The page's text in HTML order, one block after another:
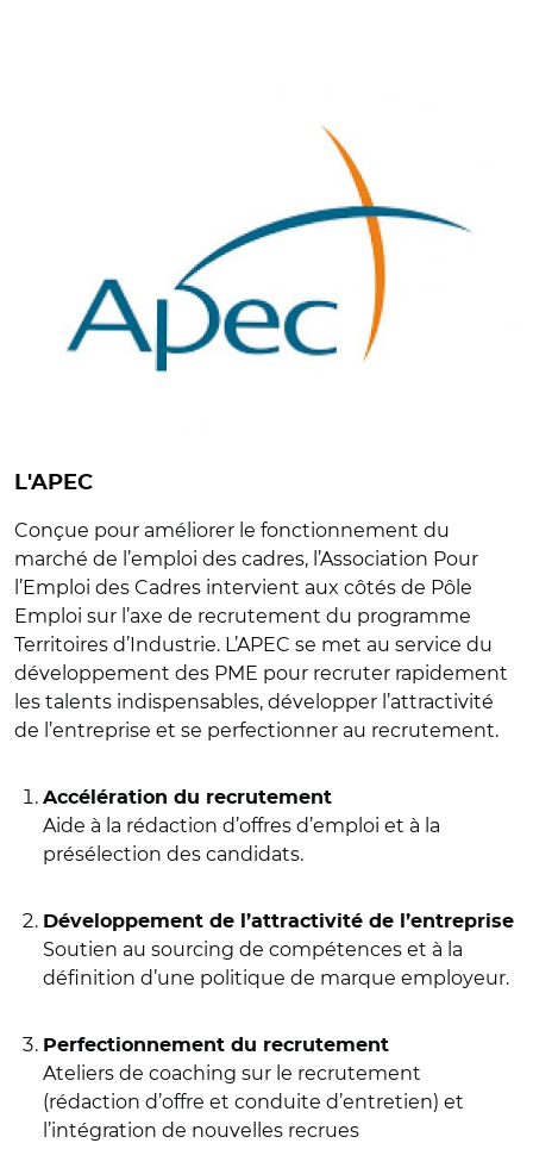
L'APEC
Conçue pour améliorer le fonctionnement du
marché de l’emploi des cadres, l’Association Pour
l’Emploi des Cadres intervient aux côtés de Pôle
Emploi sur l’axe de recrutement du programme
Territoires d’Industrie. L’APEC se met au service du
développement des PME pour recruter rapidement
les talents indispensables, développer l’attractivité
de l’entreprise et se perfectionner au recrutement.
Accélération du recrutement
Aide à la rédaction d’offres d’emploi et à la
présélection des candidats.
Développement de l’attractivité de l’entreprise
Soutien au sourcing de compétences et à la
définition d’une politique de marque employeur.
Perfectionnement du recrutement
Ateliers de coaching sur le recrutement
(rédaction d’offre et conduite d’entretien) et
l’intégration de nouvelles recrues